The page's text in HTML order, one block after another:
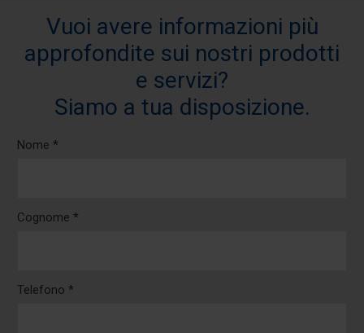
Vuoi avere informazioni più
approfondite sui nostri prodotti
e servizi?
Siamo a tua disposizione.
Nome *
Cognome *
Telefono *